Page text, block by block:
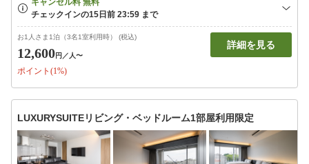
お1人さま1泊（3名1室利用時） (税込)
12,600円 ／人〜
ポイント(1%)
詳細を見る
LUXURYSUITEリビング・ベッドルーム1部屋利用限定